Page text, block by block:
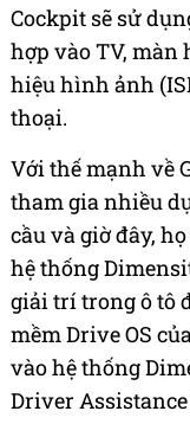
Cockpit sẽ sử
hợp vào TV,
hiệu hình ảnh
thoại.
Với thế mạnh về
tham gia nhiều
cầu và giờ đây,
hệ thống
giải trí trong ô tô
mềm Drive OS
vào hệ thống
Driver Assistance